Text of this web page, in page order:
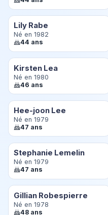
Lily Rabe
Né en 1982
44 ans
Kirsten Lea
Né en 1980
46 ans
Hee-joon Lee
Né en 1979
47 ans
Stephanie Lemelin
Né en 1979
47 ans
Gillian Robespierre
Né en 1978
48 ans